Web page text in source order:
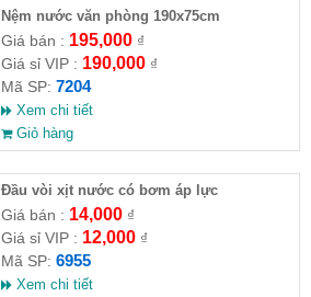
Nệm nước văn phòng 190x75cm
Giá bán : 195,000₫
Giá sỉ VIP : 190,000₫
Mã SP: 7204
Xem chi tiết
Giỏ hàng
Đầu vòi xịt nước có bơm áp lực
Giá bán : 14,000₫
Giá sỉ VIP : 12,000₫
Mã SP: 6955
Xem chi tiết